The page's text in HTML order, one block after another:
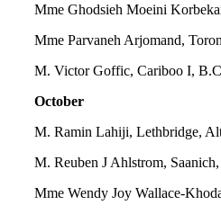
Mme Ghodsieh Moeini
Mme Parvaneh Arjomand,
M. Victor Goffic, Cariboo I,
October
M. Ramin Lahiji, Lethbridge,
M. Reuben J Ahlstrom,
Mme Wendy Joy Wallace-